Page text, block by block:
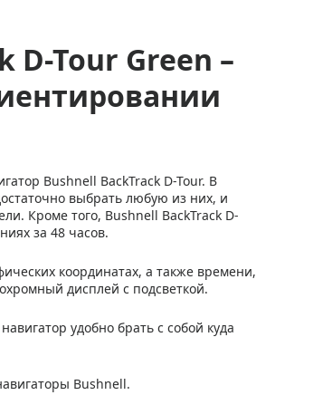
D-Tour Green –
Bushnell BackTrack D-Tour. В
выбрать любую из них, и
Кроме того, Bushnell BackTrack D-
за 48 часов.
координатах, а также времени,
дисплей с подсветкой.
удобно брать с собой куда
Bushnell.